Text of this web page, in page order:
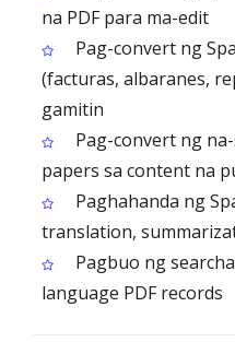
na PDF para ma-edit
Pag-convert ng
(facturas, albaranes,
gamitin
Pag-convert ng
papers sa content na
Paghahanda ng
translation,
Pagbuo ng
language PDF records